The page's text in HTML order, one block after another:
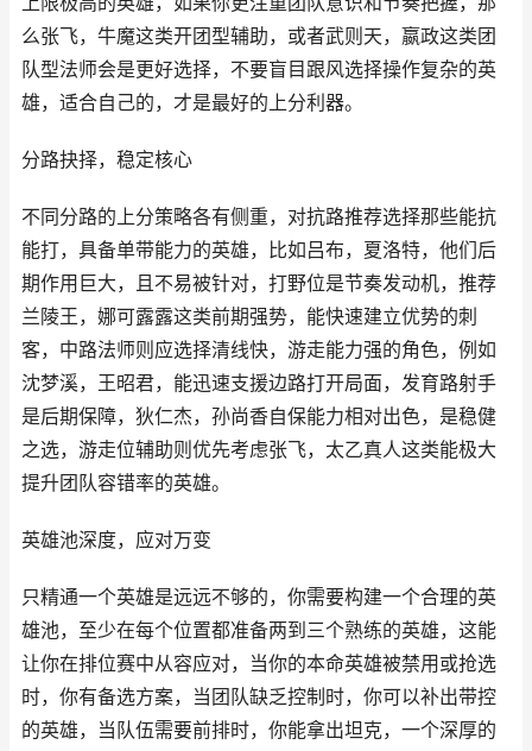
么张飞，牛魔这类开团型辅助，或者武则天，嬴政这类团
队型法师会是更好选择，不要盲目跟风选择操作复杂的英
雄，适合自己的，才是最好的上分利器。
分路抉择，稳定核心
不同分路的上分策略各有侧重，对抗路推荐选择那些能抗
能打，具备单带能力的英雄，比如吕布，夏洛特，他们后
期作用巨大，且不易被针对，打野位是节奏发动机，推荐
兰陵王，娜可露露这类前期强势，能快速建立优势的刺
客，中路法师则应选择清线快，游走能力强的角色，例如
沈梦溪，王昭君，能迅速支援边路打开局面，发育路射手
是后期保障，狄仁杰，孙尚香自保能力相对出色，是稳健
之选，游走位辅助则优先考虑张飞，太乙真人这类能极大
提升团队容错率的英雄。
英雄池深度，应对万变
只精通一个英雄是远远不够的，你需要构建一个合理的英
雄池，至少在每个位置都准备两到三个熟练的英雄，这能
让你在排位赛中从容应对，当你的本命英雄被禁用或抢选
时，你有备选方案，当团队缺乏控制时，你可以补出带控
的英雄，当队伍需要前排时，你能拿出坦克，一个深厚的